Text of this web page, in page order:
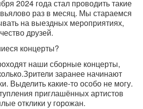
2024 года стал проводить такие
раз в месяц. Мы стараемся
на выездных мероприятиях,
друзей.
концерты?
наши сборные концерты,
заранее начинают
Выделить какие-то особо не могу.
приглашённых артистов
отклики у горожан.